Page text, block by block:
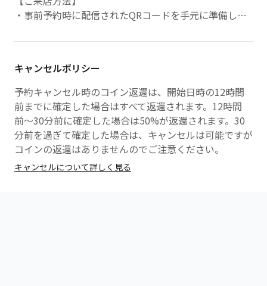
・事前予約時に配信されたQRコードを手元に準備して
・予約開始時間5分前から入館可能となりますので、ご
館し、入館後は更衣室でお着替えいただき自由にご利用
ください。
・利用終了5分前を目処にご退室ください。
キャンセルポリシー
予約キャンセル時のコイン返還は、開始日時の12時間
前までに確定した場合はすべて返還されます。12時間
前〜30分前に確定した場合は50%が返還されます。30
分前を過ぎて確定した場合は、キャンセルは可能ですが
コインの返還はありませんのでご注意ください。
キャンセルについて詳しく見る